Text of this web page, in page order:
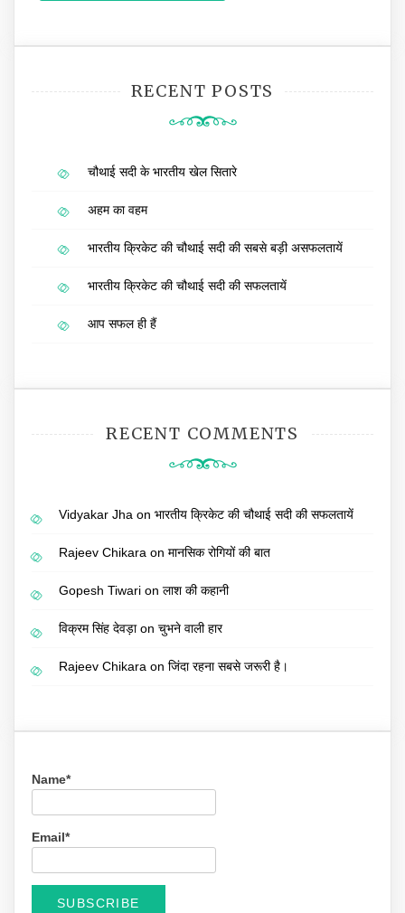
RECENT POSTS
चौथाई सदी के भारतीय खेल सितारे
अहम का वहम
भारतीय क्रिकेट की चौथाई सदी की सबसे बड़ी असफलतायें
भारतीय क्रिकेट की चौथाई सदी की सफलतायें
आप सफल ही हैं
RECENT COMMENTS
Vidyakar Jha on भारतीय क्रिकेट की चौथाई सदी की सफलतायें
Rajeev Chikara on मानसिक रोगियों की बात
Gopesh Tiwari on लाश की कहानी
विक्रम सिंह देवड़ाon चुभने वाली हार
Rajeev Chikara on जिंदा रहना सबसे जरूरी है।
Name*
Email*